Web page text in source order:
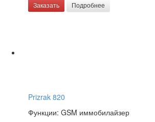
Заказать Подробнее
Prizrak 820
Функции: GSM иммобилайзер